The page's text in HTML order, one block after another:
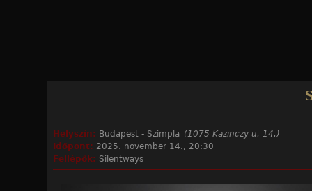
Helyszín: Budapest - Szimpla (1075 Kazinczy u. 14.)
Időpont: 2025. november 14., 20:30
Fellépők: Silentways